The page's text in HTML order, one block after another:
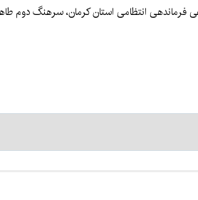
فرماندهی انتظامی استان کرمان، سرهنگ دوم